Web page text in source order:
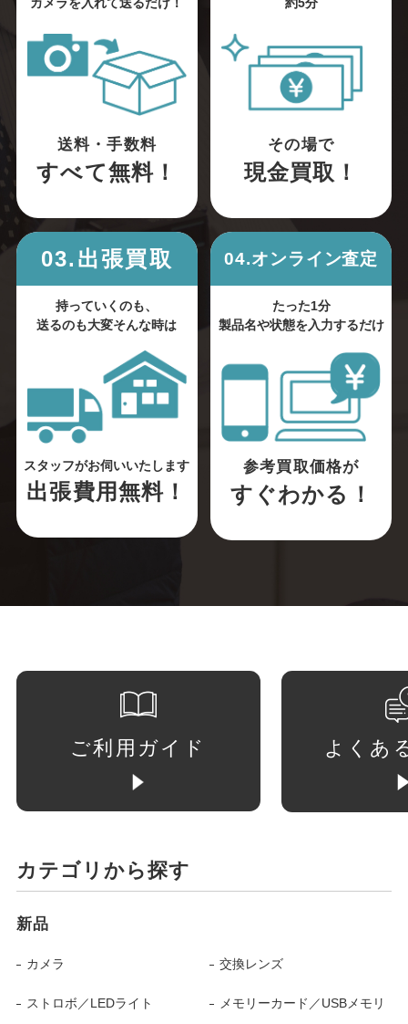
カメラを入れて送るだけ！
送料・手数料
すべて無料！
約5分
その場で
現金買取！
03.出張買取
持っていくのも、
送るのも大変そんな時は
スタッフがお伺いいたします
出張費用無料！
04.オンライン査定
たった1分
製品名や状態を入力するだけ
参考買取価格が
すぐわかる！
ご利用ガイド よくあ
カテゴリから探す
新品
カメラ 交換レンズ
ストロボ／LEDライト メモリーカード／USBメモリ